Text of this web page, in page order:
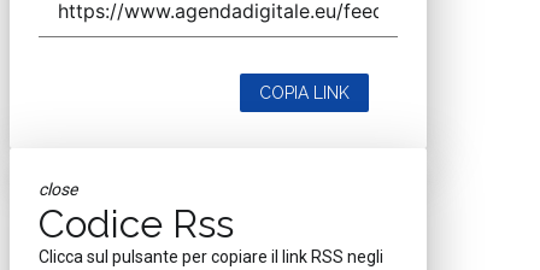
COPIA LINK
close
Codice Rss
Clicca sul pulsante per copiare il link RSS negli